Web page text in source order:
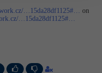
…15da28df1125#…
on
…15da28df1125#…